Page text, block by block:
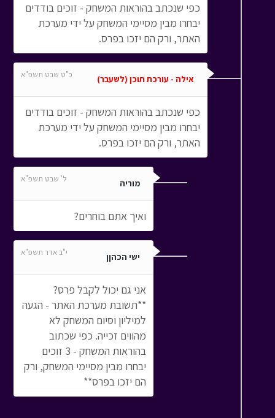
כפי שנכתב בהוראות המשחק - זוכים בודדים
יבחרו מבין מסיימי המשחק על ידי מערכת
האתר, ורק הם יזכו בפרס.
אילה - עורכת תוכן (לשעבר) כ"ט שבט תשפ"א
כפי שנכתב בהוראות המשחק - זוכים בודדים
יבחרו מבין מסיימי המשחק על ידי מערכת
האתר, ורק הם יזכו בפרס.
מוריה ל' שבט תשפ"א
ואיך אתם בוחרים?
ישי הכהןן י"ב אדר תשפ"א
אני גם יכול לקבל פרס?
**תשובת מערכת האתר - הגעה
למיליון וסיום המשחק לא
מהווים זכייה. כפי שכתוב
בהוראות המשחק - 3 זוכים
יבחרו מבין מסיימי המשחק, ורק
הם יזכו בפרס**